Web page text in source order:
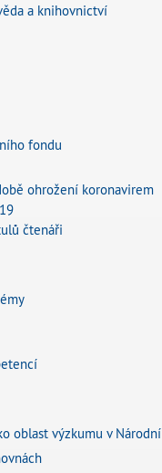
a knihovnictví
fondu
ohrožení koronavirem
čtenáři
oblast výzkumu v